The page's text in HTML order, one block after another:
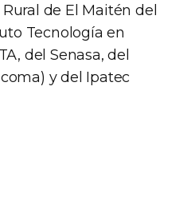
de El Maitén del
Tecnología en
del Senasa, del
y del Ipatec